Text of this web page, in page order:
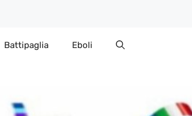
Battipaglia Eboli